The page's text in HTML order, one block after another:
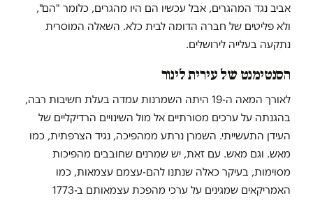
אביב נגד המהגרים, אבל עכשיו הם היו מהגרים, כלומר "הם",
ולא פליטים של חברה הדומה לבית כלא. השאלה המוסרית
נתקעה בעלייה לירושלים.
הסנטימנט של עירית לינור
לאורך המאה ה-19 היתה השמרנות עמדה בעלת חשיבות רבה,
בהגנתה על ערכים מסורתיים אל מול השינויים הרדיקליים של
העידן התעשייתי. השמרן נרתע ממהפיכה, נגיד הצרפתית, כמו
מאש. וגם מאש. עם זאת, יש שמרנים שחובבים מהפיכות
מסוימות, בעיקר כאלה שנתנו להם-עצמם עצמאות, כמו
האמריקאים שמגינים על ערכי מהפכת עצמאותם ב-1773